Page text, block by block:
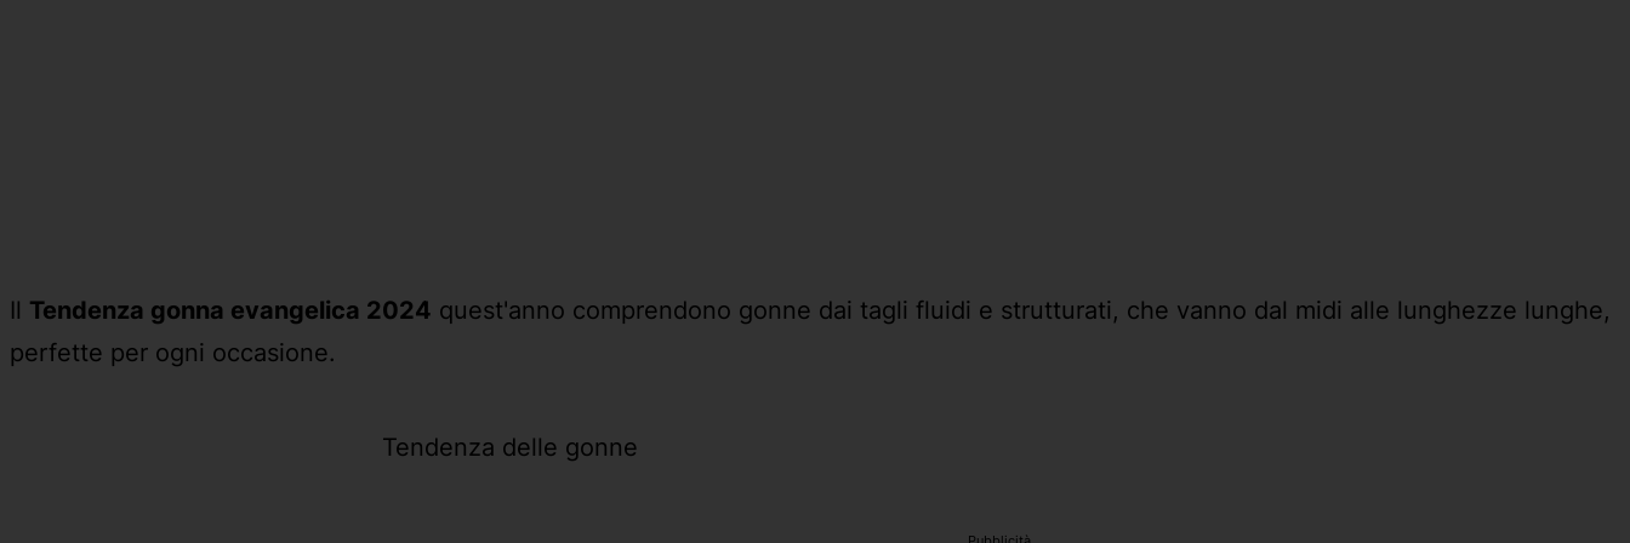
Il Tendenza gonna evangelica 2024 quest'anno comprendono gonne dai tagli fluidi e strutturati, che vanno dal midi alle lunghezze lunghe,
perfette per ogni occasione.
Tendenza delle gonne